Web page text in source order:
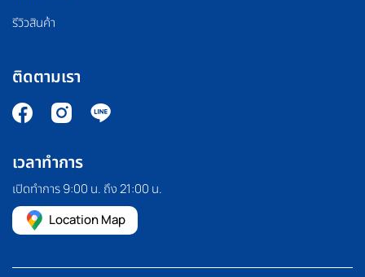
รีวิวสินค้า
ติดตามเรา
เวลาทำการ
เปิดทำการ 9:00 น. ถึง 21:00 น.
Location Map